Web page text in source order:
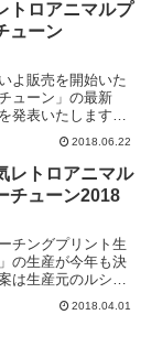
たマスの中に、レ
たファブリックで
ちゃんやわんちゃ
＼ 格子の一辺は
／シーチング程度
ですので、裏面の
じです。＼ うっ
のがわかります
系のカラーをベー
今回の４柄の中で
ーチューンらし
トロアニマルプ
ューン
よ販売を開始いた
ューン」の最新
発表いたします！
ク(40983) ／レト
まったパッチワー
ツスカラップ
イナップルが交互
ュートなボーダー
ン(40985) ／喫茶
モンのコラボレー
リーランド
ブラウス風の、ギ
個々の柄につきま
じっくりとご紹介
2018.06.22
レトロアニマル
チューン2018
チングプリント生
の生産が今年も決
は生産元のルシア
開ＮＧとのことで
せんが、発売開始
2018.04.01